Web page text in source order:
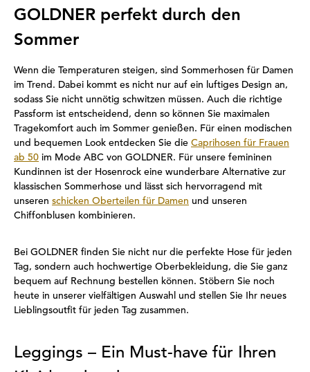
GOLDNER perfekt durch den
Sommer
Wenn die Temperaturen steigen, sind Sommerhosen für Damen
im Trend. Dabei kommt es nicht nur auf ein luftiges Design an,
sodass Sie nicht unnötig schwitzen müssen. Auch die richtige
Passform ist entscheidend, denn so können Sie maximalen
Tragekomfort auch im Sommer genießen. Für einen modischen
und bequemen Look entdecken Sie die Caprihosen für Frauen
ab 50 im Mode ABC von GOLDNER. Für unsere femininen
Kundinnen ist der Hosenrock eine wunderbare Alternative zur
klassischen Sommerhose und lässt sich hervorragend mit
unseren schicken Oberteilen für Damen und unseren
Chiffonblusen kombinieren.
Bei GOLDNER finden Sie nicht nur die perfekte Hose für jeden
Tag, sondern auch hochwertige Oberbekleidung, die Sie ganz
bequem auf Rechnung bestellen können. Stöbern Sie noch
heute in unserer vielfältigen Auswahl und stellen Sie Ihr neues
Lieblingsoutfit für jeden Tag zusammen.
Leggings – Ein Must-have für Ihren